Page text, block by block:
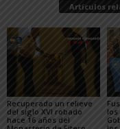
Artículos
Recuperado un relieve
del siglo XVI robado
hace 16 años del